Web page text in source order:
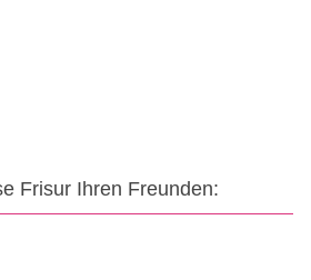
Frisur Ihren Freunden: